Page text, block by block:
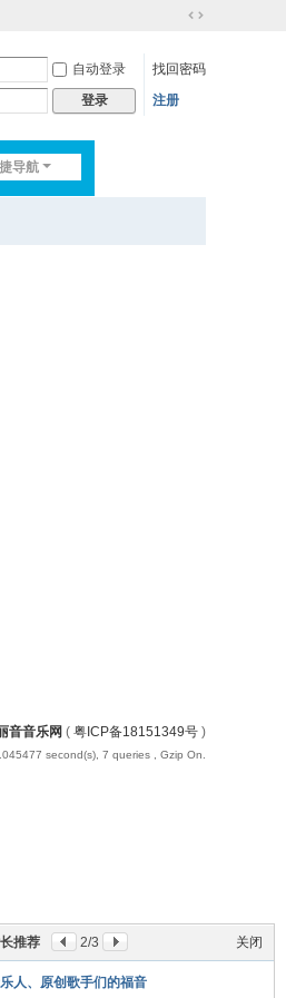
到
自动登录
找回密码
登录 注册
导航
关闭
推荐 2/3
人、原创歌手们的福音
音音乐网 ( 粤ICP备18151349号 )
second(s), 7 queries , Gzip On.